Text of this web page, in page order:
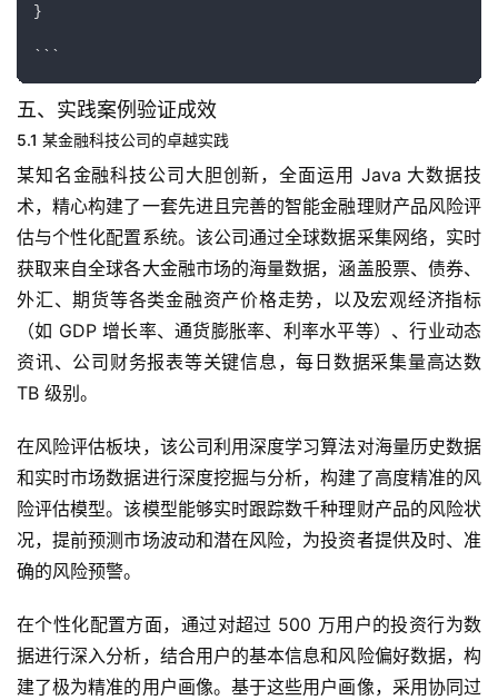
}
五、实践案例验证成效
5.1 某金融科技公司的卓越实践
某知名金融科技公司大胆创新，全面运用 Java 大数据技
术，精心构建了一套先进且完善的智能金融理财产品风险评
估与个性化配置系统。该公司通过全球数据采集网络，实时
获取来自全球各大金融市场的海量数据，涵盖股票、债券、
外汇、期货等各类金融资产价格走势，以及宏观经济指标
（如 GDP 增长率、通货膨胀率、利率水平等）、行业动态
资讯、公司财务报表等关键信息，每日数据采集量高达数
TB 级别。
在风险评估板块，该公司利用深度学习算法对海量历史数据
和实时市场数据进行深度挖掘与分析，构建了高度精准的风
险评估模型。该模型能够实时跟踪数千种理财产品的风险状
况，提前预测市场波动和潜在风险，为投资者提供及时、准
确的风险预警。
在个性化配置方面，通过对超过 500 万用户的投资行为数
据进行深入分析，结合用户的基本信息和风险偏好数据，构
建了极为精准的用户画像。基于这些用户画像，采用协同过